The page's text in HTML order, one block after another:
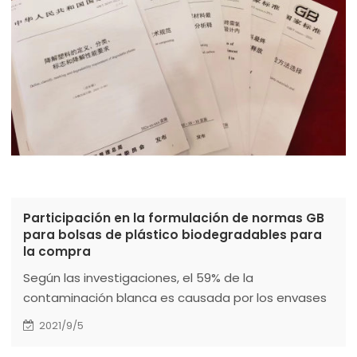
Participación en la formulación de normas GB
para bolsas de plástico biodegradables para
la compra
Según las investigaciones, el 59% de la
contaminación blanca es causada por los envases
y películas de plástico de productos agrícolas. Las
2021/9/5